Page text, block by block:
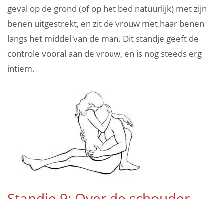
geval op de grond (of op het bed natuurlijk) met zijn
benen uitgestrekt, en zit de vrouw met haar benen
langs het middel van de man. Dit standje geeft de
controle vooral aan de vrouw, en is nog steeds erg
intiem.